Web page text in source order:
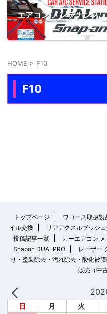
エアコン メンテナンス
HOME > F10
F10
トップページ ワコーズ取扱製
イル交換
リアアクスルブッシ
投稿記事一覧
カーエアコン
Snapon DUALPRO
レーザー
り・塗装除去・汚れ除去・酸化被
販売（中
日 月 火